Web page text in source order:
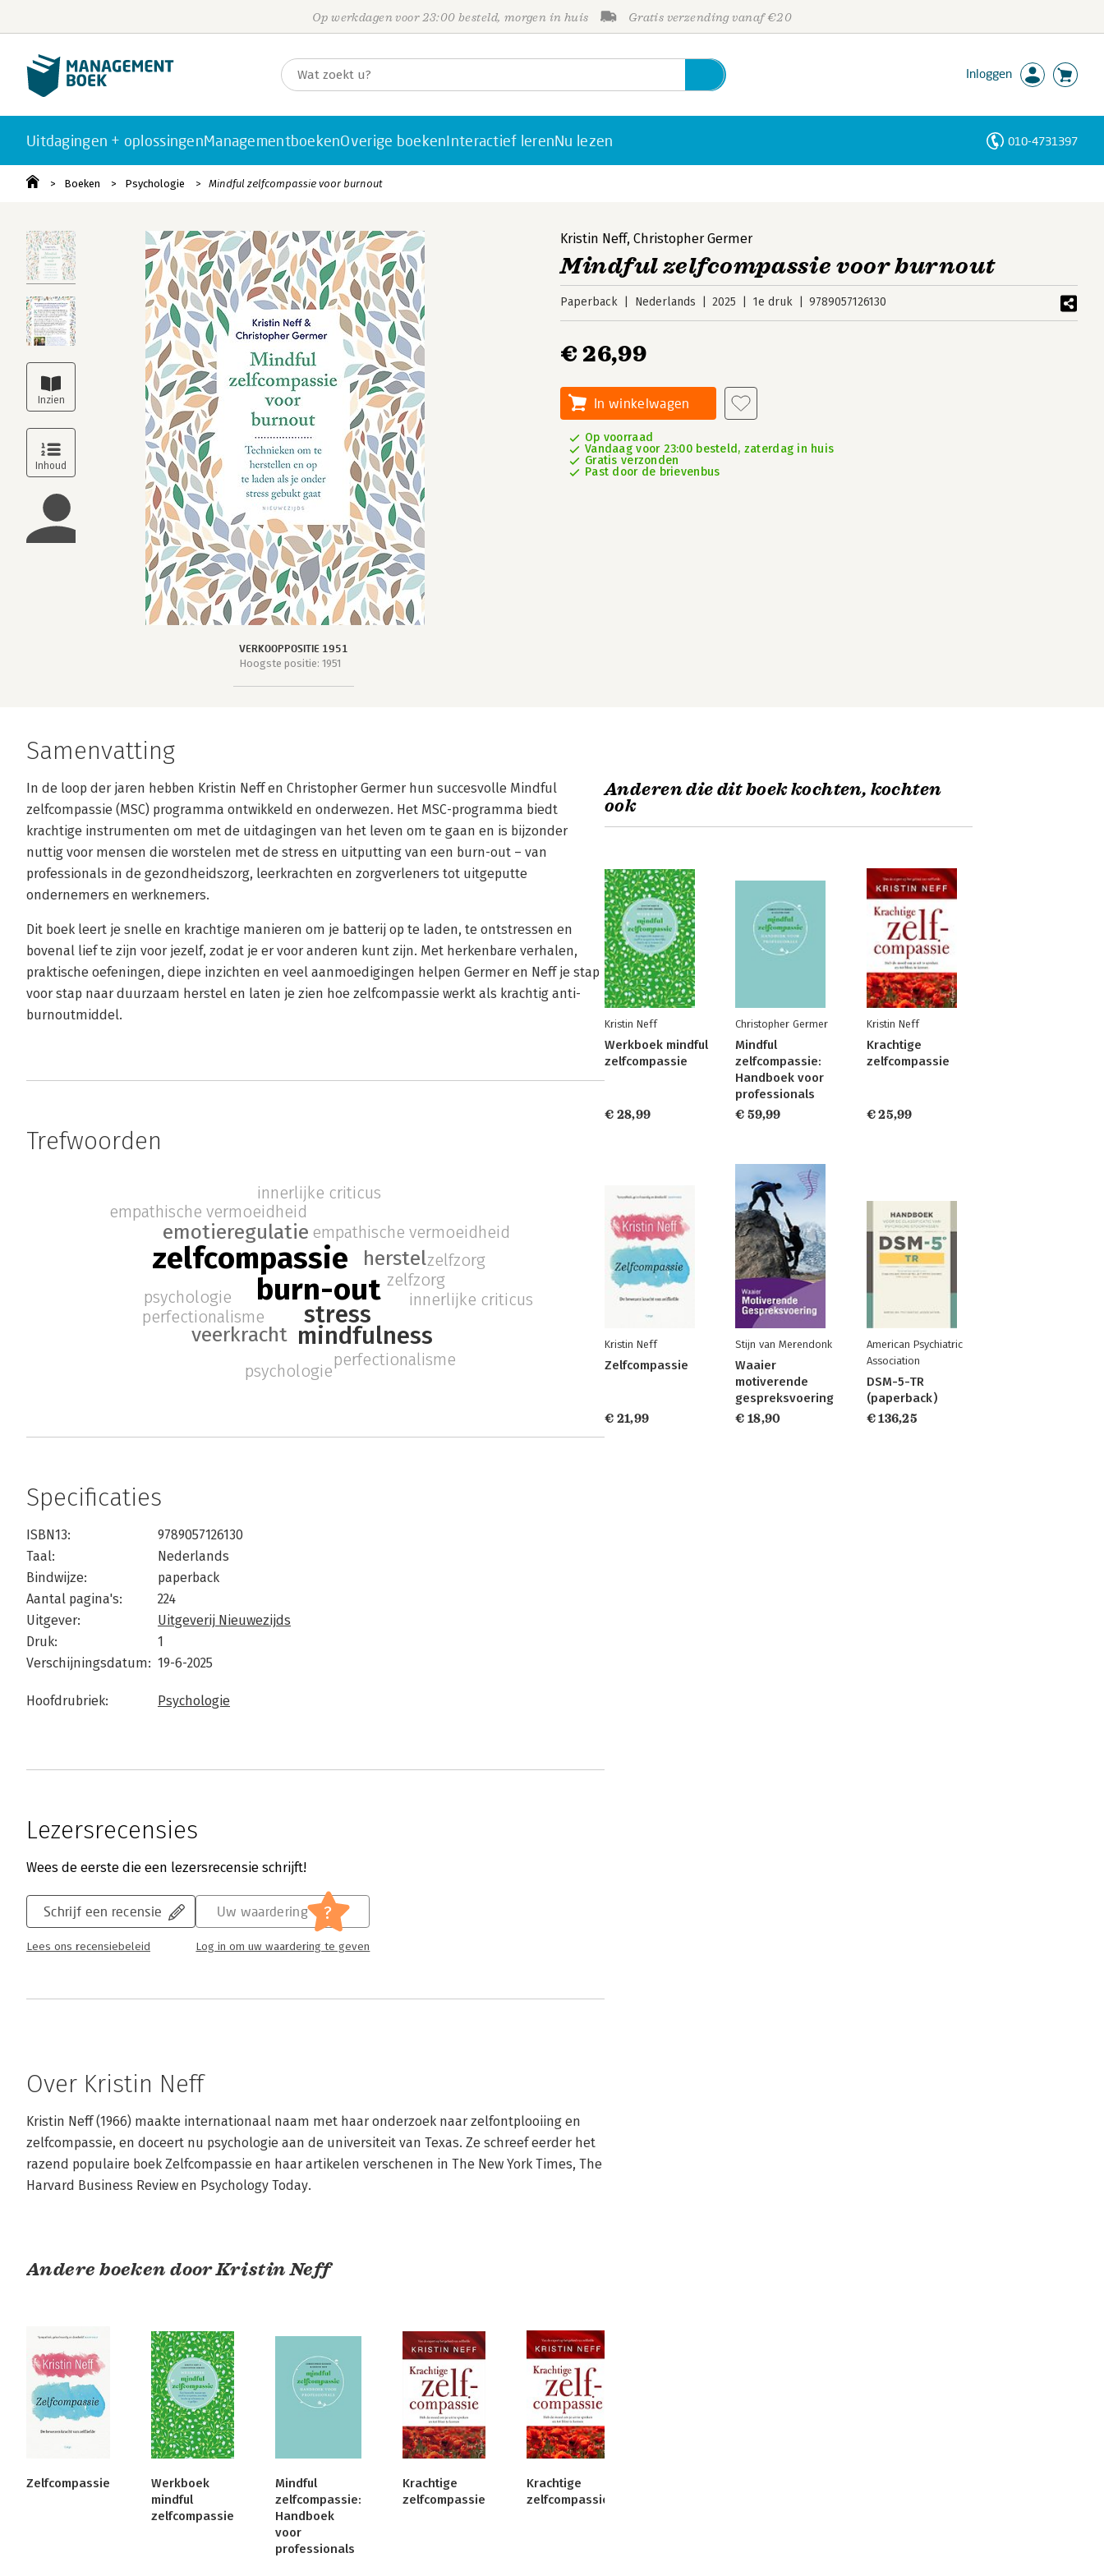
Op werkdagen voor 23:00 besteld, morgen in huis Gratis verzending vanaf €20
Inloggen
Uitdagingen + oplossingenManagementboekenOverige boekenInteractief lerenNu lezen 010-4731397
Boeken Psychologie Mindful zelfcompassie voor burnout
VERKOOPPOSITIE 1951
Hoogste positie: 1951
Kristin Neff, Christopher Germer
Mindful zelfcompassie voor burnout
Paperback Nederlands 2025 1e druk 9789057126130
€ 26,99
In winkelwagen
Op voorraad
Vandaag voor 23:00 besteld, zaterdag in huis
Gratis verzonden
Past door de brievenbus
Samenvatting
In de loop der jaren hebben Kristin Neff en Christopher Germer hun succesvolle Mindful
zelfcompassie (MSC) programma ontwikkeld en onderwezen. Het MSC-programma biedt
krachtige instrumenten om met de uitdagingen van het leven om te gaan en is bijzonder
nuttig voor mensen die worstelen met de stress en uitputting van een burn-out – van
professionals in de gezondheidszorg, leerkrachten en zorgverleners tot uitgeputte
ondernemers en werknemers.
Dit boek leert je snelle en krachtige manieren om je batterij op te laden, te ontstressen en
bovenal lief te zijn voor jezelf, zodat je er voor anderen kunt zijn. Met herkenbare verhalen,
praktische oefeningen, diepe inzichten en veel aanmoedigingen helpen Germer en Neff je stap
voor stap naar duurzaam herstel en laten je zien hoe zelfcompassie werkt als krachtig anti-
burnoutmiddel.
Trefwoorden
burn-out
zelfcompassie
stress
mindfulness
herstel
veerkracht
emotieregulatie
perfectionalisme
psychologie
empathische vermoeidheid
zelfzorg
innerlijke criticus
perfectionalisme
psychologie
empathische vermoeidheid
zelfzorg
innerlijke criticus
Specificaties
ISBN13:
9789057126130
Taal:
Nederlands
Bindwijze:
paperback
Aantal pagina's:
224
Uitgever:
Uitgeverij Nieuwezijds
Druk:
1
Verschijningsdatum: 19-6-2025
Hoofdrubriek: Psychologie
Lezersrecensies
Wees de eerste die een lezersrecensie schrijft!
Schrijf een recensie
Lees ons recensiebeleid
Uw waardering ?
Log in om uw waardering te geven
Over Kristin Neff
Kristin Neff (1966) maakte internationaal naam met haar onderzoek naar zelfontplooiing en
zelfcompassie, en doceert nu psychologie aan de universiteit van Texas. Ze schreef eerder het
razend populaire boek Zelfcompassie en haar artikelen verschenen in The New York Times, The
Harvard Business Review en Psychology Today.
Andere boeken door Kristin Neff
Zelfcompassie
Werkboek
mindful
zelfcompassie
Mindful
zelfcompassie:
Handboek
voor
professionals
Krachtige
zelfcompassie
Krachtige
zelfcompassie
Anderen die dit boek kochten, kochten
ook
Kristin Neff
Werkboek mindful
zelfcompassie
€ 28,99
Christopher Germer
Mindful
zelfcompassie:
Handboek voor
professionals
€ 59,99
Kristin Neff
Krachtige
zelfcompassie
€ 25,99
Kristin Neff
Zelfcompassie
€ 21,99
Stijn van Merendonk
Waaier
motiverende
gespreksvoering
€ 18,90
American Psychiatric
Association
DSM-5-TR
(paperback)
€ 136,25
Personen